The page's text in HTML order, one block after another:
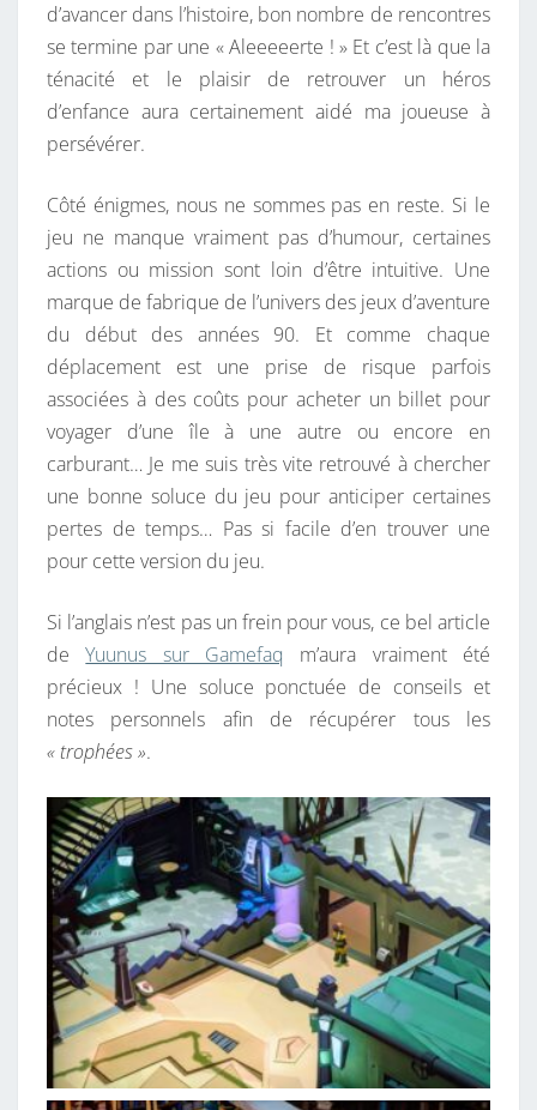
d’avancer dans l’histoire, bon nombre de rencontres
se termine par une « Aleeeeerte ! » Et c’est là que la
ténacité et le plaisir de retrouver un héros
d’enfance aura certainement aidé ma joueuse à
persévérer.
Côté énigmes, nous ne sommes pas en reste. Si le
jeu ne manque vraiment pas d’humour, certaines
actions ou mission sont loin d’être intuitive. Une
marque de fabrique de l’univers des jeux d’aventure
du début des années 90. Et comme chaque
déplacement est une prise de risque parfois
associées à des coûts pour acheter un billet pour
voyager d’une île à une autre ou encore en
carburant… Je me suis très vite retrouvé à chercher
une bonne soluce du jeu pour anticiper certaines
pertes de temps… Pas si facile d’en trouver une
pour cette version du jeu.
Si l’anglais n’est pas un frein pour vous, ce bel article
deYuunus sur Gamefaq m’aura vraiment été
précieux ! Une soluce ponctuée de conseils et
notes personnels afin de récupérer tous les
« trophées ».